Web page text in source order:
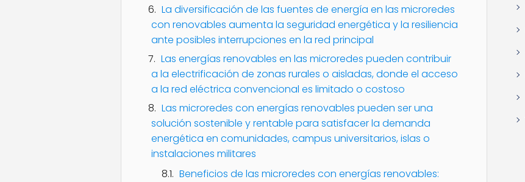
La diversificación de las fuentes de energía en las microredes
con renovables aumenta la seguridad energética y la resiliencia
ante posibles interrupciones en la red principal
Las energías renovables en las microredes pueden contribuir
a la electrificación de zonas rurales o aisladas, donde el acceso
a la red eléctrica convencional es limitado o costoso
Las microredes con energías renovables pueden ser una
solución sostenible y rentable para satisfacer la demanda
energética en comunidades, campus universitarios, islas o
instalaciones militares
Beneficios de las microredes con energías renovables: